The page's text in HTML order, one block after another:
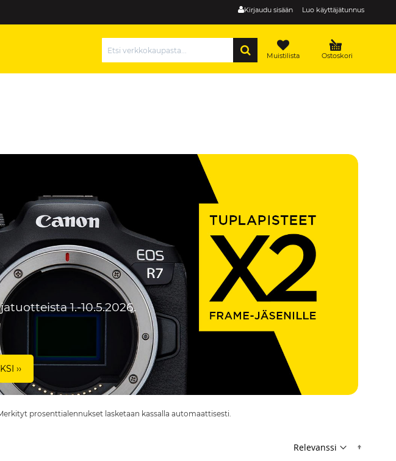
Kirjaudu sisään Luo käyttäjätunnus
Ostoskori
Muistilista
Hae
1.-10.5.2026.
››
prosenttialennukset lasketaan kassalla automaattisesti.